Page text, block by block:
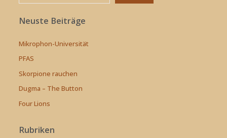
Neuste Beiträge
Mikrophon-Universität
PFAS
Skorpione rauchen
Dugma – The Button
Four Lions
Rubriken